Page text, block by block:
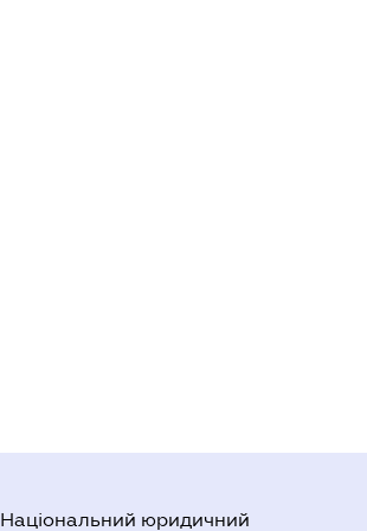
Національний юридичний